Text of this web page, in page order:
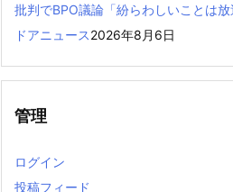
批判でBPO議論「紛らわしいことは
ドアニュース2026年8月6日
管理
ログイン
投稿フィード